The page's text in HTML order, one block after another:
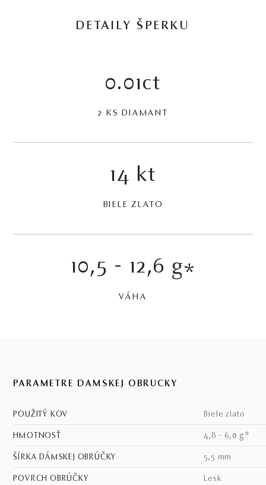
DETAILY ŠPERKU
0.01ct
2 KS DIAMANT
14 kt
BIELE ZLATO
10,5 - 12,6 g*
VÁHA
PARAMETRE DÁMSKEJ OBRÚČKY
POUŽITÝ KOV biele zlato
HMOTNOSŤ 4,8 - 6,0 g*
ŠÍRKA DÁMSKEJ OBRÚČKY 5,5 mm
POVRCH OBRÚČKY lesk